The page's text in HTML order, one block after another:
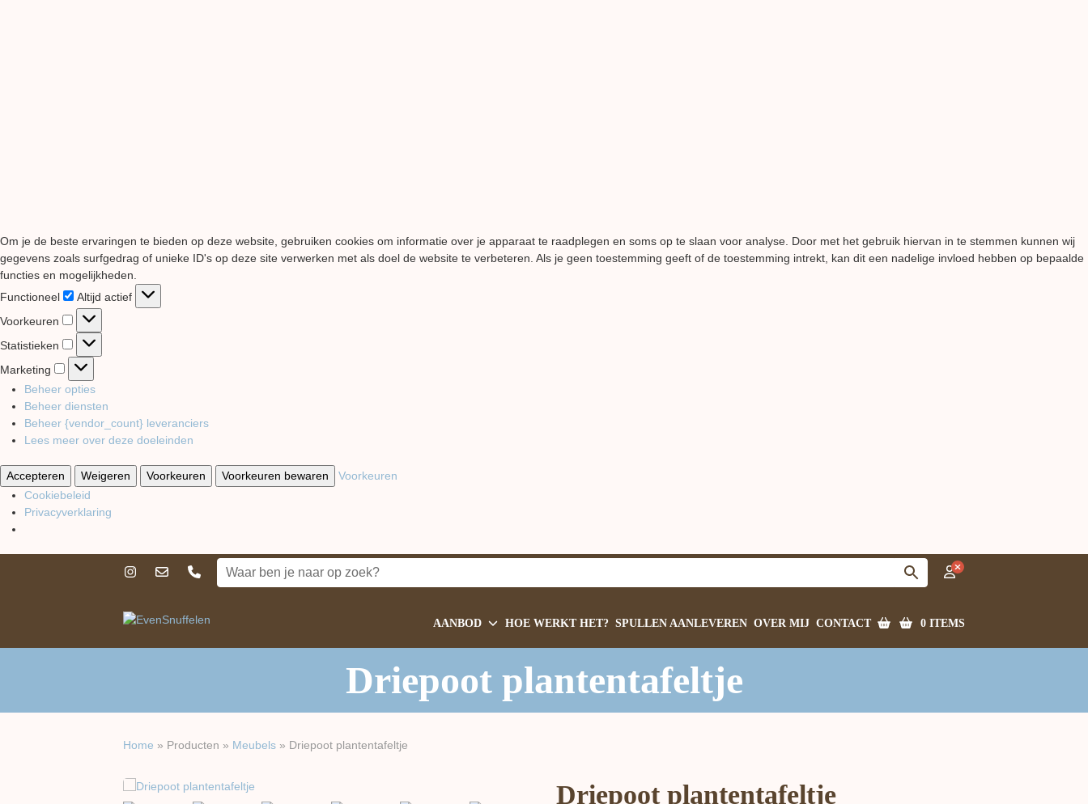
Om je de beste ervaringen te bieden op deze website, gebruiken cookies om informatie over je apparaat te raadplegen en soms op te slaan voor analyse. Door met het gebruik hiervan in te stemmen kunnen wij
gegevens zoals surfgedrag of unieke ID's op deze site verwerken met als doel de website te verbeteren. Als je geen toestemming geeft of de toestemming intrekt, kan dit een nadelige invloed hebben op bepaalde
functies en mogelijkheden.
Functioneel
Functioneel
Altijd actief
Voorkeuren
Voorkeuren
Statistieken Statistieken
Marketing
Marketing
Beheer opties
Beheer diensten
Beheer {vendor_count} leveranciers
Lees meer over deze doeleinden
Accepteren Weigeren Voorkeuren Voorkeuren bewaren
Voorkeuren
Cookiebeleid
Privacyverklaring
AANBOD HOE WERKT HET? SPULLEN AANLEVEREN OVER MIJ CONTACT 0 ITEMS
Driepoot plantentafeltje
Home » Producten » Meubels » Driepoot plantentafeltje
Driepoot plantentafeltje